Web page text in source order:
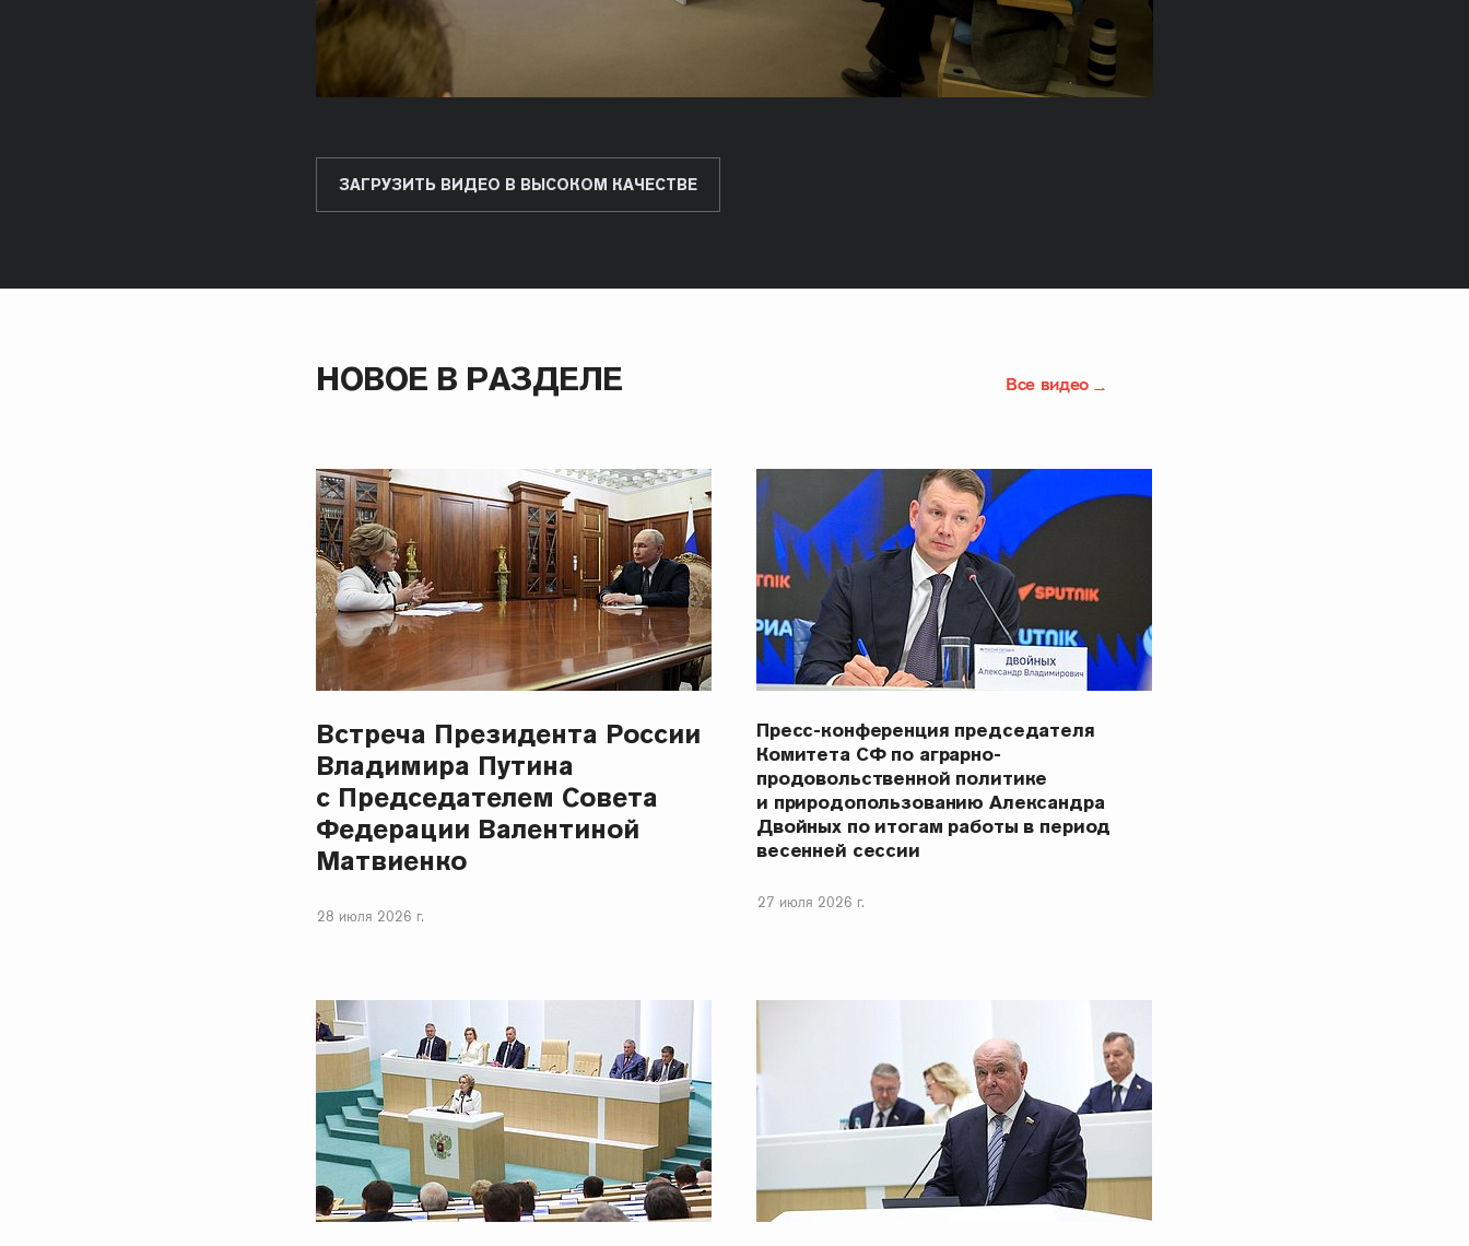
ЗАГРУЗИТЬ ВИДЕО В ВЫСОКОМ КАЧЕСТВЕ
НОВОЕ В РАЗДЕЛЕ Все видео
Встреча Президента России
Владимира Путина
с Председателем Совета
Федерации Валентиной
Матвиенко
28 июля 2026 г.
Пресс-конференция председателя
Комитета СФ по аграрно-
продовольственной политике
и природопользованию Александра
Двойных по итогам работы в период
весенней сессии
27 июля 2026 г.